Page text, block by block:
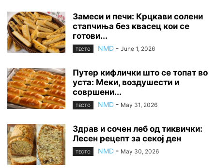
Замеси и печи: Крцкави солени
стапчиња без квасец кои се
готови...
ТЕСТО NMD - June 1, 2026
Путер кифлички што се топат во
уста: Меки, воздушести и
совршени...
ТЕСТО NMD - May 31, 2026
Здрав и сочен леб од тиквички:
Лесен рецепт за секој ден
ТЕСТО NMD - May 30, 2026